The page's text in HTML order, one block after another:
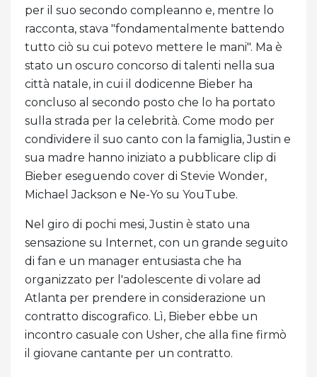
per il suo secondo compleanno e, mentre lo
racconta, stava "fondamentalmente battendo
tutto ciò su cui potevo mettere le mani". Ma è
stato un oscuro concorso di talenti nella sua
città natale, in cui il dodicenne Bieber ha
concluso al secondo posto che lo ha portato
sulla strada per la celebrità. Come modo per
condividere il suo canto con la famiglia, Justin e
sua madre hanno iniziato a pubblicare clip di
Bieber eseguendo cover di Stevie Wonder,
Michael Jackson e Ne-Yo su YouTube.
Nel giro di pochi mesi, Justin è stato una
sensazione su Internet, con un grande seguito
di fan e un manager entusiasta che ha
organizzato per l'adolescente di volare ad
Atlanta per prendere in considerazione un
contratto discografico. Lì, Bieber ebbe un
incontro casuale con Usher, che alla fine firmò
il giovane cantante per un contratto.